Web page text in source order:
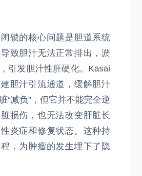
锁的核心问题是胆道系统
致胆汁无法正常排出，淤
引发胆汁性肝硬化。Kasai
胆汁引流通道，缓解胆汁
“减负”，但它并不能完全逆
损伤，也无法改变肝脏长
炎症和修复状态。这种持
，为肿瘤的发生埋下了隐